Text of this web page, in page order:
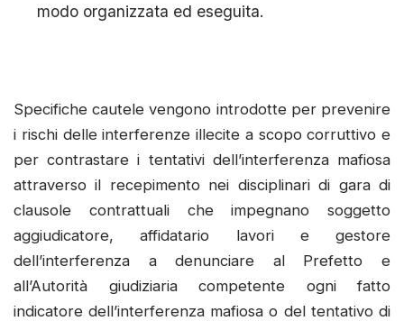
modo organizzata ed eseguita.
Specifiche cautele vengono introdotte per prevenire
i rischi delle interferenze illecite a scopo corruttivo e
per contrastare i tentativi dell’interferenza mafiosa
attraverso il recepimento nei disciplinari di gara di
clausole contrattuali che impegnano soggetto
aggiudicatore, affidatario lavori e gestore
dell’interferenza a denunciare al Prefetto e
all’Autorità giudiziaria competente ogni fatto
indicatore dell’interferenza mafiosa o del tentativo di